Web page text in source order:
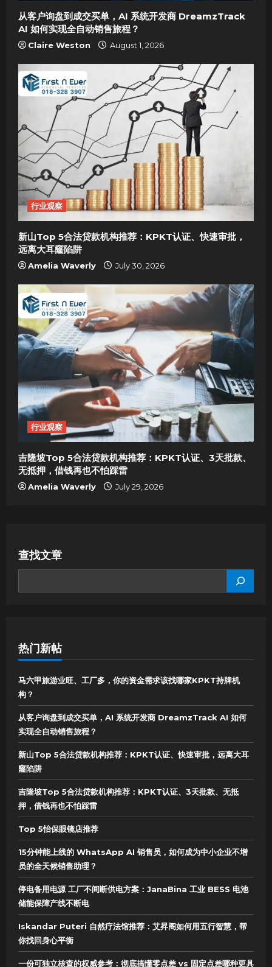
o
n
从客户询盘到成交买单，AI 系统开发商 DreamzTrack
AI 如何实现全自动销售旅程？
Claire Weston August 1, 2026
行业观察
新山Top 5合法贷款机构推荐：KPKT认证、快速审批，
远离大耳窿陷阱
Amelia Waverly July 30, 2026
行业观察
吉隆坡Top 5合法贷款机构推荐：KPKT认证、3天批款、
无抵押，借钱再也不怕踩雷
Amelia Waverly July 29, 2026
查找文章
热门新帖
马六甲旅游业旺、工厂多，你的资金需求该找哪家KPKT持牌机
构？
从客户询盘到成交买单，AI 系统开发商 DreamzTrack AI 如何
实现全自动销售旅程？
新山Top 5合法贷款机构推荐：KPKT认证、快速审批，远离大耳
窿陷阱
吉隆坡Top 5合法贷款机构推荐：KPKT认证、3天批款、无抵
押，借钱再也不怕踩雷
Top 5怡保眼镜店推荐
15分钟能上线的 WhatsApp AI 销售员，如何成为中小企业不增
员的全天候销售助理？
停电备用电源 工厂不间断供电方案：JanaBina 工业 BESS 电池
储能保障产线不断电
Iskandar Puteri 自然疗法馆推荐：艾昇阁如何用五行智慧，帮
你找回身心平衡
一份可独立核查的权威参考：彻底搞懂零点差 vs 固定点差哪种更具